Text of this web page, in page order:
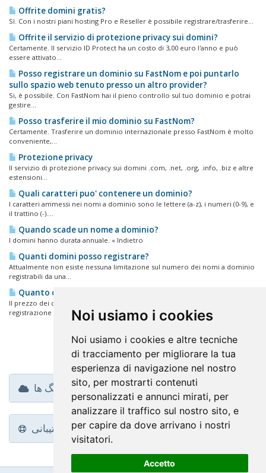
Noi usiamo i cookies
Noi usiamo i cookies e altre tecniche
di tracciamento per migliorare la tua
esperienza di navigazione nel nostro
sito, per mostrarti contenuti
personalizzati e annunci mirati, per
analizzare il traffico sul nostro sito, e
per capire da dove arrivano i nostri
visitatori.
Accetto
Offrite domini gratis?
Sì. Con i nostri piani hosting Pro e Reseller è possibile registrare/trasferire...
Offrite il servizio di protezione privacy sui domini?
Certamente. Il servizio ID Protect ha un costo di 3,00 euro l'anno e può
essere attivato...
Posso registrare un dominio su FastNom e poi puntarlo
sullo spazio web tenuto presso un altro provider?
Si, è possibile. Con FastNom hai il pieno controllo sul tuo dominio e potrai
gestire...
Posso trasferire il mio dominio su FastNom?
Certamente. Trasferire un dominio internazionale presso FastNom è molto
conveniente,...
Protezione privacy
Il servizio di protezione privacy sui domini .com, .net, .org, .info, .biz e altre
estensioni...
Quali caratteri puo' contenere un dominio?
I caratteri ammessi nei nomi a dominio sono le lettere (a-z), i numeri (0-9), e
il trattino (-)....
Quando scade un nome a dominio?
I domini hanno durata annuale. « Indietro
Quanti domini posso registrare?
Attualmente non esiste nessuna limitazione sul numero dei nomi a dominio
registrabili da una...
Quanto costa la registrazione di un domino?
Il prezzo dei domini varia in base all'estensione. Per conoscere il costo di
registrazione di...
ابر تگ ها
پشتیبانی